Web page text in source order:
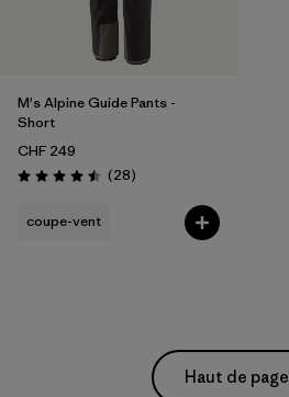
M's Alpine Guide Pants -
Short
CHF 249
Évaluation: 4.5 / 5
(28Avis
)
coupe-vent
Haut de page